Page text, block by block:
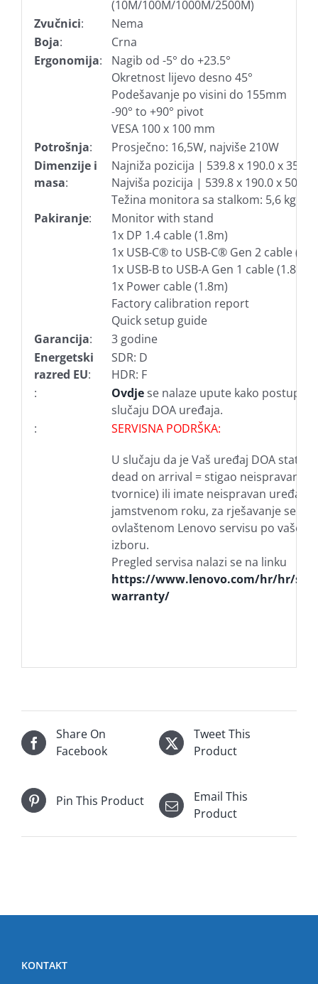
(10M/100M/1000M/2500M)
Zvučnici:
Nema
Boja:
Crna
Ergonomija:
Nagib od -5° do +23.5°
Okretnost lijevo desno 45°
Podešavanje po visini do 155mm
-90° to +90° pivot
VESA 100 x 100 mm
Potrošnja:
Prosječno: 16,5W, najviše 210W
Dimenzije i
masa:
Najniža pozicija | 539.8 x 190.0 x
Najviša pozicija | 539.8 x 190.0 x 505.8
Težina monitora sa stalkom: 5,6 kg
Pakiranje:
Monitor with stand
1x DP 1.4 cable (1.8m)
1x USB-C® to USB-C® Gen 2 cable
1x USB-B to USB-A Gen 1 cable (1.8m)
1x Power cable (1.8m)
Factory calibration report
Quick setup guide
Garancija:
3 godine
Energetski
razred EU:
SDR: D
HDR: F
:
Ovdjese nalaze upute kako postupiti
slučaju DOA uređaja.
:
SERVISNA PODRŠKA:
U slučaju da je Vaš uređaj DOA
dead on arrival = stigao neispravan iz
tvornice) ili imate neispravan uređaj u
jamstvenom roku, za rješavanje se
ovlaštenom Lenovo servisu po vašem
izboru.
Pregled servisa nalazi se na linku
https://www.lenovo.com/hr/hr/
warranty/
Share On
Facebook
Tweet This
Product
Pin This Product
Email This
Product
KONTAKT